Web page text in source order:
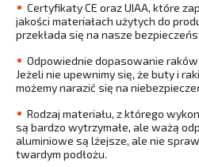
Certyfikaty CE oraz UIAA, które
jakości materiałach użytych do
przekłada się na nasze
Odpowiednie dopasowanie
Jeżeli nie upewnimy się, że buty i
możemy narazić się na
Rodzaj materiału, z którego
są bardzo wytrzymałe, ale ważą
aluminiowe są lżejsze, ale nie
twardym podłożu.